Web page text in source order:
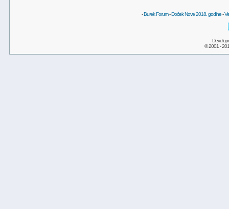
-Burek Forum-Doček Nove 2018. godine-
© 2001 -